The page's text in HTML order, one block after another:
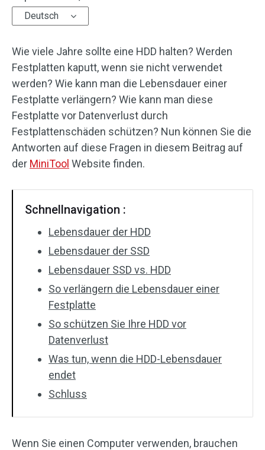
Deutsch
Wie viele Jahre sollte eine HDD halten? Werden
Festplatten kaputt, wenn sie nicht verwendet
werden? Wie kann man die Lebensdauer einer
Festplatte verlängern? Wie kann man diese
Festplatte vor Datenverlust durch
Festplattenschäden schützen? Nun können Sie die
Antworten auf diese Fragen in diesem Beitrag auf
der MiniTool Website finden.
Schnellnavigation :
Lebensdauer der HDD
Lebensdauer der SSD
Lebensdauer SSD vs. HDD
So verlängern die Lebensdauer einer
Festplatte
So schützen Sie Ihre HDD vor
Datenverlust
Was tun, wenn die HDD-Lebensdauer
endet
Schluss
Wenn Sie einen Computer verwenden, brauchen